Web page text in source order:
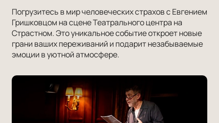
Погрузитесь в мир человеческих страхов с Евгением
Гришковцом на сцене Театрального центра на
Страстном. Это уникальное событие откроет новые
грани ваших переживаний и подарит незабываемые
эмоции в уютной атмосфере.